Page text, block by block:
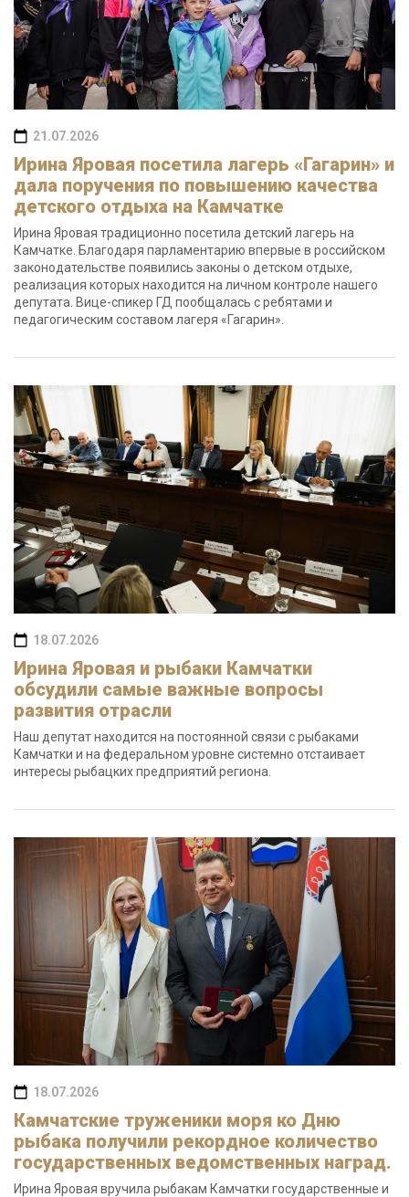
21.07.2026
Ирина Яровая посетила лагерь «Гагарин» и
дала поручения по повышению качества
детского отдыха на Камчатке
Ирина Яровая традиционно посетила детский лагерь на
Камчатке. Благодаря парламентарию впервые в российском
законодательстве появились законы о детском отдыхе,
реализация которых находится на личном контроле нашего
депутата. Вице-спикер ГД пообщалась с ребятами и
педагогическим составом лагеря «Гагарин».
18.07.2026
Ирина Яровая и рыбаки Камчатки
обсудили самые важные вопросы
развития отрасли
Наш депутат находится на постоянной связи с рыбаками
Камчатки и на федеральном уровне системно отстаивает
интересы рыбацких предприятий региона.
18.07.2026
Камчатские труженики моря ко Дню
рыбака получили рекордное количество
государственных ведомственных наград.
Ирина Яровая вручила рыбакам Камчатки государственные и